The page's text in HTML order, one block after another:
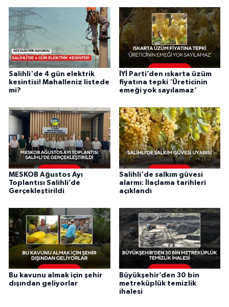
Salihli'de 4 gün elektrik
kesintisi! Mahalleniz listede
mi?
İYİ Parti’den ıskarta üzüm
fiyatına tepki 'Üreticinin
emeği yok sayılamaz'
MESKOB Ağustos Ayı
Toplantısı Salihli’de
Gerçekleştirildi
Salihli'de salkım güvesi
alarmı: İlaçlama tarihleri
açıklandı
Bu kavunu almak için şehir
dışından geliyorlar
Büyükşehir’den 30 bin
metreküplük temizlik
ihalesi